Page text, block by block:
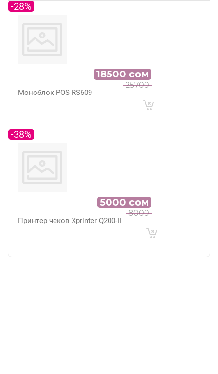
Моноблок POS RS609
-28%
25700
18500 сом
Принтер чеков Xprinter Q200-II
-38%
8000
5000 сом